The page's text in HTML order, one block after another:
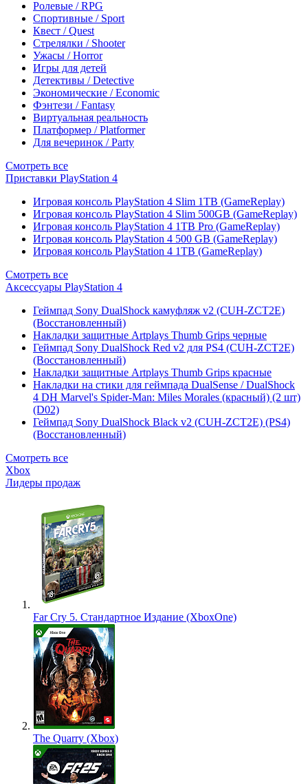
Ролевые / RPG
Спортивные / Sport
Квест / Quest
Стрелялки / Shooter
Ужасы / Horror
Игры для детей
Детективы / Detective
Экономические / Economic
Фэнтези / Fantasy
Виртуальная реальность
Платформер / Platformer
Для вечеринок / Party
Смотреть все
Приставки PlayStation 4
Игровая консоль PlayStation 4 Slim 1TB (GameReplay)
Игровая консоль PlayStation 4 Slim 500GB (GameReplay)
Игровая консоль PlayStation 4 1TB Pro (GameReplay)
Игровая консоль PlayStation 4 500 GB (GameReplay)
Игровая консоль PlayStation 4 1TB (GameReplay)
Смотреть все
Аксессуары PlayStation 4
Геймпад Sony DualShock камуфляж v2 (CUH-ZCT2E)
(Восстановленный)
Накладки защитные Artplays Thumb Grips черные
Геймпад Sony DualShock Red v2 для PS4 (CUH-ZCT2E)
(Восстановленный)
Накладки защитные Artplays Thumb Grips красные
Накладки на стики для геймпада DualSense / DualShock
4 DH Marvel's Spider-Man: Miles Morales (красный) (2 шт)
(D02)
Геймпад Sony DualShock Black v2 (CUH-ZCT2E) (PS4)
(Восстановленный)
Смотреть все
Xbox
Лидеры продаж
Far Cry 5. Стандартное Издание (XboxOne)
The Quarry (Xbox)